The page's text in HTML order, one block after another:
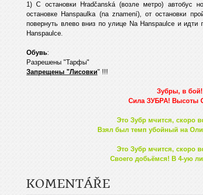
1) С остановки Hradčanská (возле метро) автобус
остановке Hanspaulka (na znamení), от остановки
повернуть влево вниз по улице Na Hanspaulce и
Hanspaulce.
Обувь:
Разрешены "Тарфы"
Запрещены "Лисовки" !!!
Зубры, в бой!
Сила ЗУБРА! Высоты
Это Зубр мчится, скоро
Взял был темп убойный на
Это Зубр мчится, скоро
Своего добьёмся! В 4-ую
KOMENTÁŘE